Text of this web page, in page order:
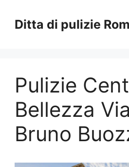
contenuto
Ditta di pulizie
Pulizie
Bellezza
Bruno